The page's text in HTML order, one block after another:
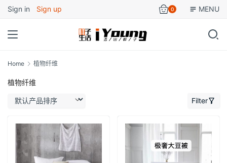
Sign in Sign up 0 MENU
Home 植物纤维
植物纤维
Filter